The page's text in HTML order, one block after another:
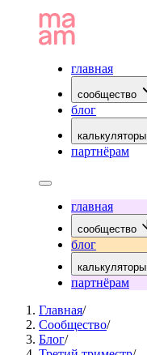
главная
сообщество
блог
калькуляторы
партнёрам
главная
сообщество
блог
калькуляторы
партнёрам
Главная/
Сообщество/
Блог/